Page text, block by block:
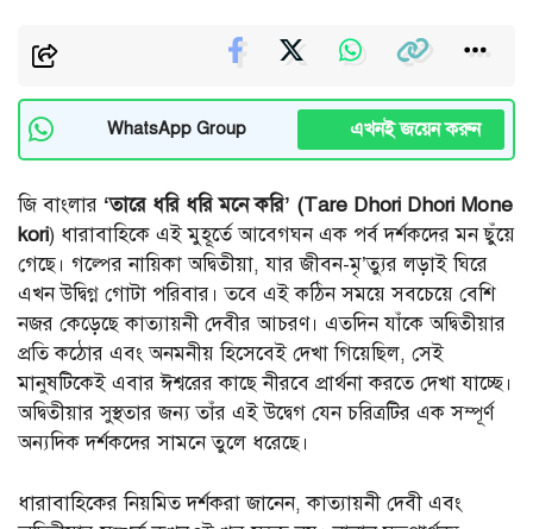
WhatsApp Group এখনই জয়েন করুন
জি বাংলার ‘তারে ধরি ধরি মনে করি’ (Tare Dhori Dhori Mone
kori) ধারাবাহিকে এই মুহূর্তে আবেগঘন এক পর্ব দর্শকদের মন ছুঁয়ে
গেছে। গল্পের নায়িকা অদ্বিতীয়া, যার জীবন-মৃ’ত্যুর লড়াই ঘিরে
এখন উদ্বিগ্ন গোটা পরিবার। তবে এই কঠিন সময়ে সবচেয়ে বেশি
নজর কেড়েছে কাত্যায়নী দেবীর আচরণ। এতদিন যাঁকে অদ্বিতীয়ার
প্রতি কঠোর এবং অনমনীয় হিসেবেই দেখা গিয়েছিল, সেই
মানুষটিকেই এবার ঈশ্বরের কাছে নীরবে প্রার্থনা করতে দেখা যাচ্ছে।
অদ্বিতীয়ার সুস্থতার জন্য তাঁর এই উদ্বেগ যেন চরিত্রটির এক সম্পূর্ণ
অন্যদিক দর্শকদের সামনে তুলে ধরেছে।
ধারাবাহিকের নিয়মিত দর্শকরা জানেন, কাত্যায়নী দেবী এবং